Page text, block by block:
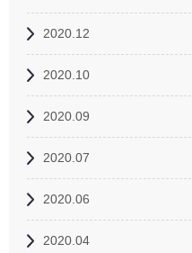
2020.12
2020.10
2020.09
2020.07
2020.06
2020.04